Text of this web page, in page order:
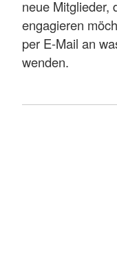
neue Mitglieder,
engagieren
per E-Mail an
wenden.